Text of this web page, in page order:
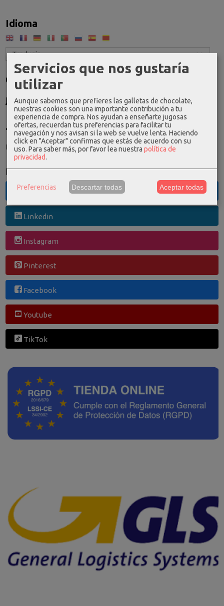
Idioma
Costes de Envío
Consultar Destinos
Tu Carrito (0)
El carrito de la compra está vacío
Redes Sociales
Twitter
Linkedin
Instagram
Pinterest
Facebook
Youtube
TikTok
Servicios que nos gustaría
utilizar
Aunque sabemos que prefieres las galletas de chocolate,
nuestras cookies son una importante contribución a tu
experiencia de compra. Nos ayudan a enseñarte jugosas
ofertas, recuerdan tus preferencias para facilitar tu
navegación y nos avisan si la web se vuelve lenta. Haciendo
click en "Aceptar" confirmas que estás de acuerdo con su
uso. Para saber más, por favor lea nuestra política de
privacidad.
Preferencias Descartar todas Aceptar todas